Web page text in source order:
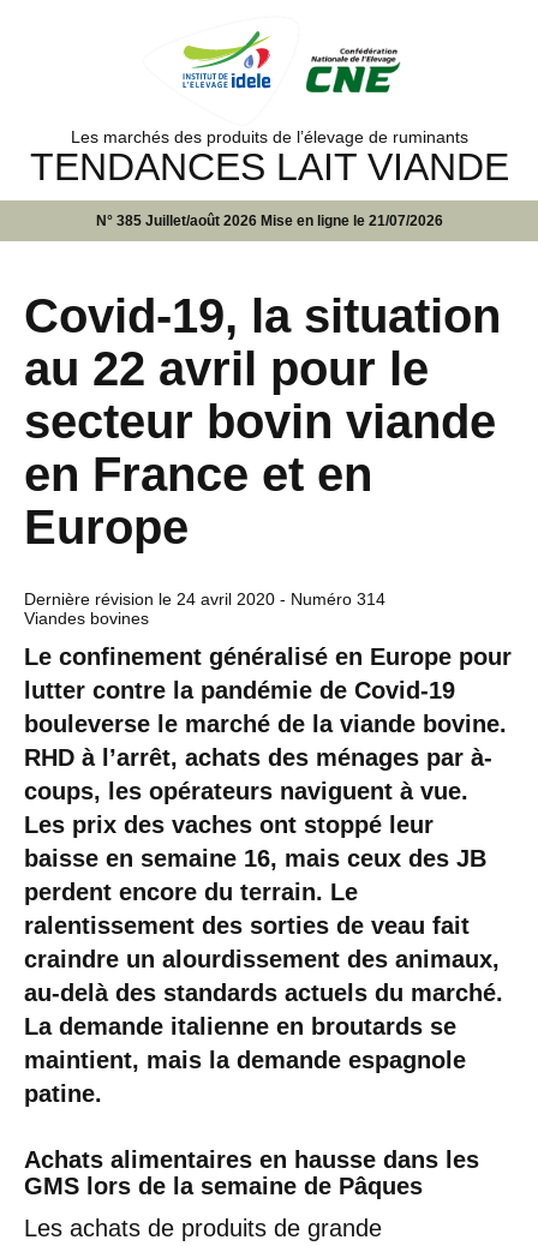
Les marchés des produits de l’élevage de ruminants
TENDANCES LAIT VIANDE
N° 385 Juillet/août 2026 Mise en ligne le 21/07/2026
Covid-19, la situation
au 22 avril pour le
secteur bovin viande
en France et en
Europe
Dernière révision le 24 avril 2020 - Numéro 314
Viandes bovines
Le confinement généralisé en Europe pour
lutter contre la pandémie de Covid-19
bouleverse le marché de la viande bovine.
RHD à l’arrêt, achats des ménages par à-
coups, les opérateurs naviguent à vue.
Les prix des vaches ont stoppé leur
baisse en semaine 16, mais ceux des JB
perdent encore du terrain. Le
ralentissement des sorties de veau fait
craindre un alourdissement des animaux,
au-delà des standards actuels du marché.
La demande italienne en broutards se
maintient, mais la demande espagnole
patine.
Achats alimentaires en hausse dans les
GMS lors de la semaine de Pâques
Les achats de produits de grande